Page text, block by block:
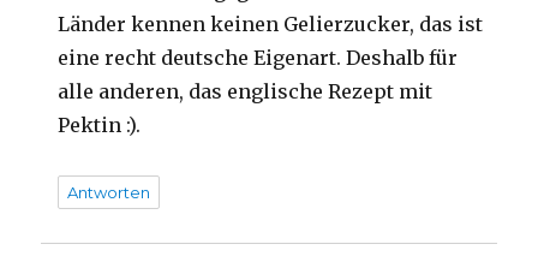
Länder kennen keinen Gelierzucker, das ist
eine recht deutsche Eigenart. Deshalb für
alle anderen, das englische Rezept mit
Pektin :).
Antworten